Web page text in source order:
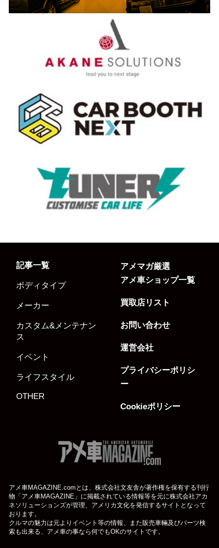
記事一覧
ボディタイプ
メーカー
カスタム&メンテナン
ス
イベント
ライフスタイル
OTHER
アメマガ厳選
アメ車ショップ一覧
買取店リスト
お問い合わせ
運営会社
プライバシーポリシ
ー
Cookieポリシー
アメ車MAGAZINE.comとは、株式会社文友舎が著作権を保有する刊行
物「アメ車MAGAZINE」に掲載されている情報等を元に株式会社アカ
ネソリューションズが管理、アメリカ文化を発信するサイトとなって
おります。
クルマの魅力は元よりイベント等の情報、また販売車輛及びパーツ検
索も出来る、アメ車の事なら何でもOKのサイトです。